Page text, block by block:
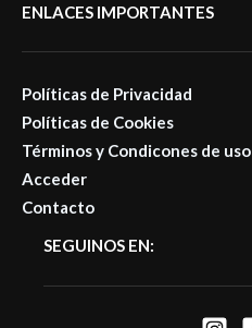
ENLACES IMPORTANTES
Políticas de Privacidad
Políticas de Cookies
Términos y Condicones de uso
Acceder
Contacto
SEGUINOS EN: